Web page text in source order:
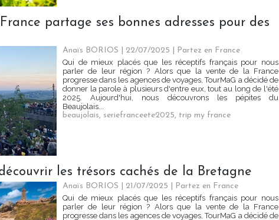
partage ses bonnes adresses pour des
Anaïs BORIOS | 22/07/2025
Partez en France
Qui de mieux placés que les réceptifs français pour nous
parler de leur région ? Alors que la vente de la France
progresse dans les agences de voyages, TourMaG a décidé de
donner la parole à plusieurs d'entre eux, tout au long de l'été
2025. Aujourd'hui, nous découvrons les pépites du
Beaujolais...
beaujolais, seriefranceete2025, trip my france
les trésors cachés de la Bretagne
Anaïs BORIOS | 21/07/2025
Partez en France
Qui de mieux placés que les réceptifs français pour nous
parler de leur région ? Alors que la vente de la France
progresse dans les agences de voyages, TourMaG a décidé de